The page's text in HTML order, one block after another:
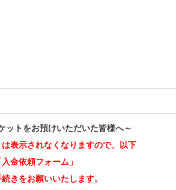
ットをお預けいただいた皆様へ～
表示されなくなりますので、以下
入金依頼フォーム」
きをお願いいたします。